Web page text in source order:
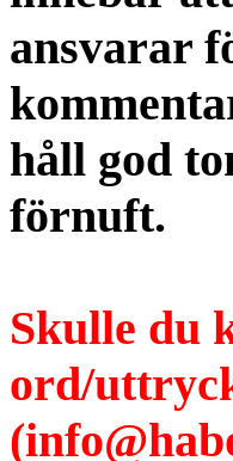
ansvarar
håll god
förnuft.
Skulle du
ord/